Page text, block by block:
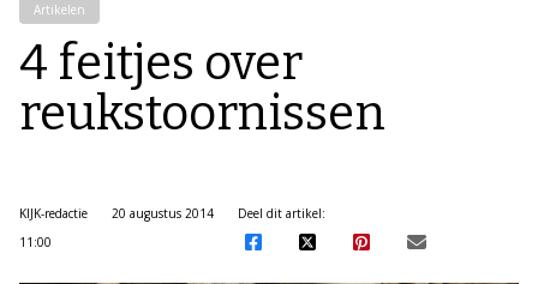
Artikelen
4 feitjes over
reukstoornissen
KIJK-redactie
20 augustus 2014
11:00
Deel dit artikel: